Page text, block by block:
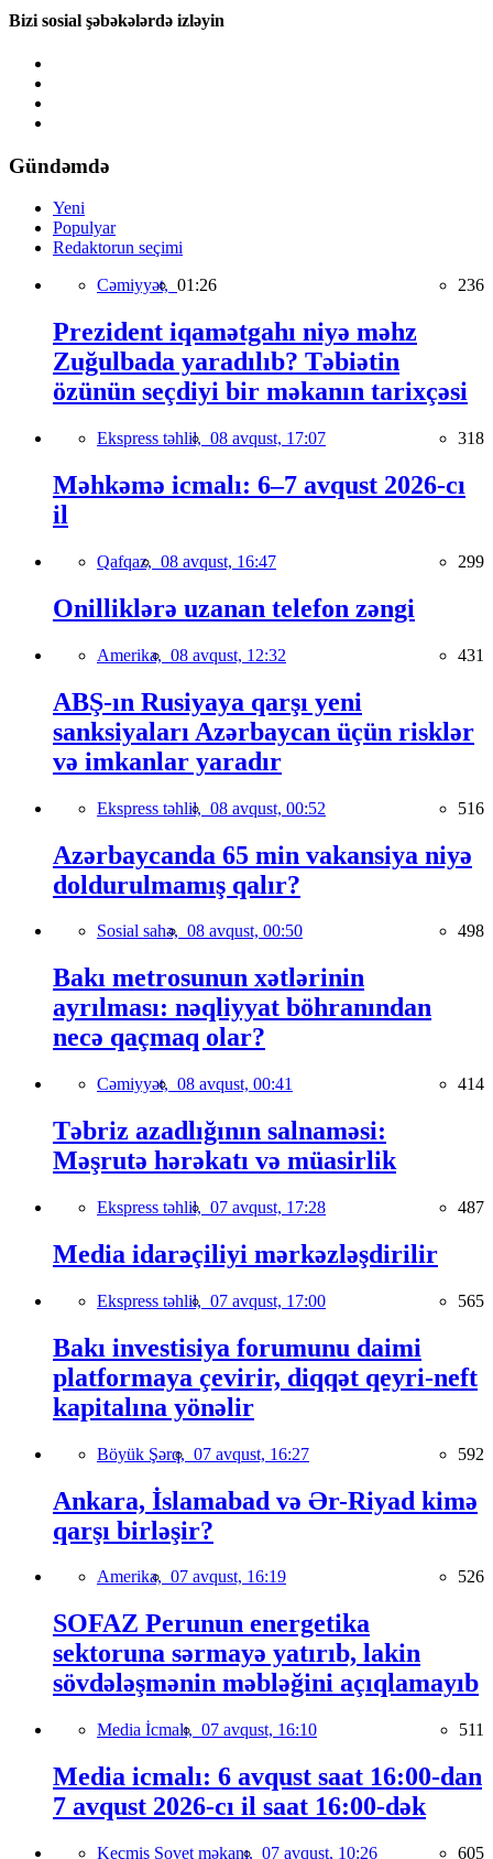
Bizi sosial şəbəkələrdə izləyin
Gündəmdə
Yeni
Populyar
Redaktorun seçimi
Cəmiyyət, 01:26 236
Prezident iqamətgahı niyə məhz
Zuğulbada yaradılıb? Təbiətin
özünün seçdiyi bir məkanın tarixçəsi
Ekspress təhlil, 08 avqust, 17:07 318
Məhkəmə icmalı: 6–7 avqust 2026-cı
il
Qafqaz, 08 avqust, 16:47 299
Onilliklərə uzanan telefon zəngi
Amerika, 08 avqust, 12:32 431
ABŞ-ın Rusiyaya qarşı yeni
sanksiyaları Azərbaycan üçün risklər
və imkanlar yaradır
Ekspress təhlil, 08 avqust, 00:52 516
Azərbaycanda 65 min vakansiya niyə
doldurulmamış qalır?
Sosial sahə, 08 avqust, 00:50 498
Bakı metrosunun xətlərinin
ayrılması: nəqliyyat böhranından
necə qaçmaq olar?
Cəmiyyət, 08 avqust, 00:41 414
Təbriz azadlığının salnaməsi:
Məşrutə hərəkatı və müasirlik
Ekspress təhlil, 07 avqust, 17:28 487
Media idarəçiliyi mərkəzləşdirilir
Ekspress təhlil, 07 avqust, 17:00 565
Bakı investisiya forumunu daimi
platformaya çevirir, diqqət qeyri-neft
kapitalına yönəlir
Böyük Şərq, 07 avqust, 16:27 592
Ankara, İslamabad və Ər-Riyad kimə
qarşı birləşir?
Amerika, 07 avqust, 16:19 526
SOFAZ Perunun energetika
sektoruna sərmayə yatırıb, lakin
sövdələşmənin məbləğini açıqlamayıb
Media İcmalı, 07 avqust, 16:10 511
Media icmalı: 6 avqust saat 16:00-dan
7 avqust 2026-cı il saat 16:00-dək
Keçmiş Sovet məkanı, 07 avqust, 10:26 605